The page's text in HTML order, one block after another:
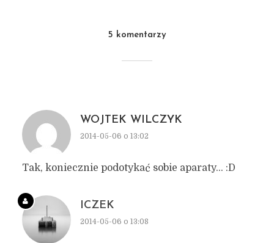
5 komentarzy
WOJTEK WILCZYK
2014-05-06 o 13:02
Tak, koniecznie podotykać sobie aparaty… :D
ICZEK
2014-05-06 o 13:08